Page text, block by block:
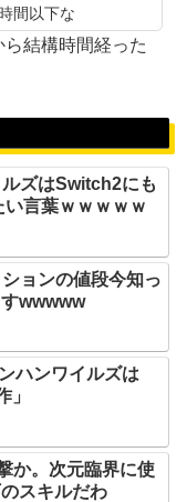
間以下な
ら結構時間経った
ルズはSwitch2にも
言葉ｗｗｗｗｗ
ョンの値段今知っ
wwwww
ハンワイルズは
」
か。次元臨界に使
スキルだわ